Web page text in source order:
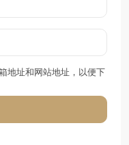
地址和网站地址，以便下